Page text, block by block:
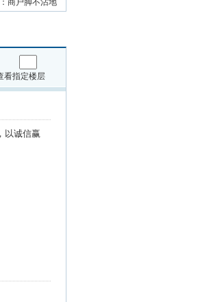
商户脚不沾地
以诚信赢